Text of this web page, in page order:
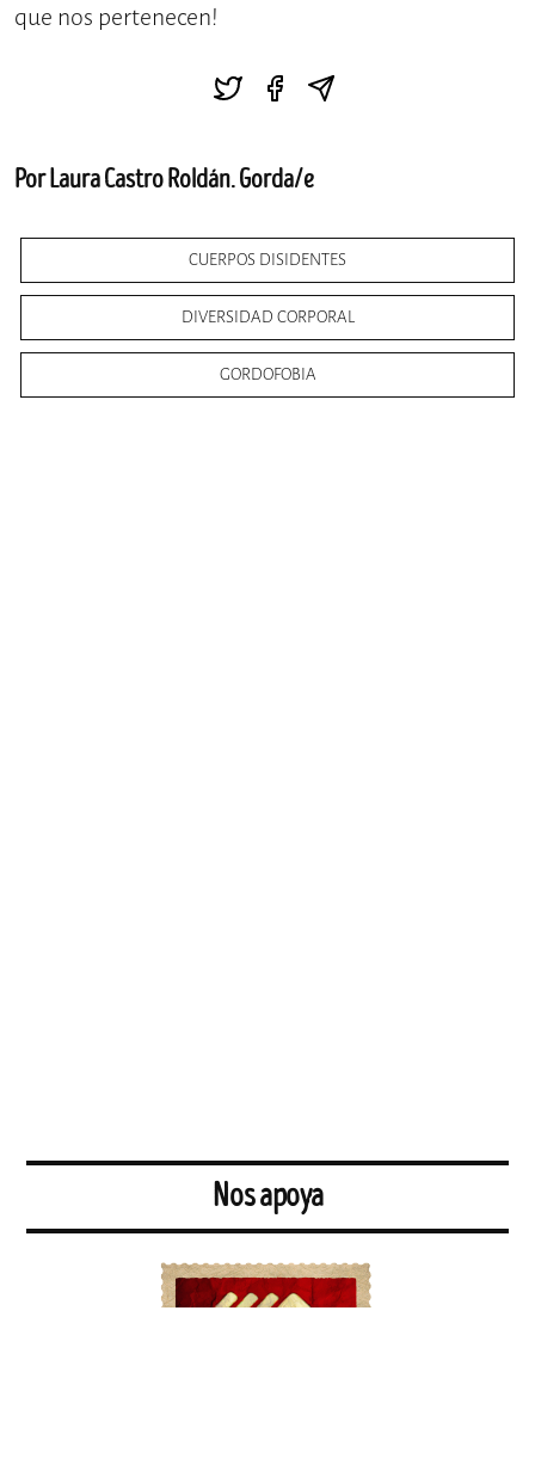
que nos pertenecen!
Por Laura Castro Roldán. Gorda/e
CUERPOS DISIDENTES
DIVERSIDAD CORPORAL
GORDOFOBIA
Nos apoya